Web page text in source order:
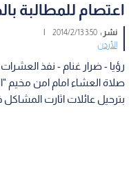
اعتصام للمطالبة
نشر :3:50 2014/2/13
|
الأردن
رؤيا - ضرار غنام - نفذ
صلاة العشاء امام امن مخيم
بترحيل عائلات اثارت المشاكل